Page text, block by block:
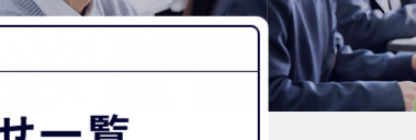
ーチャンネル